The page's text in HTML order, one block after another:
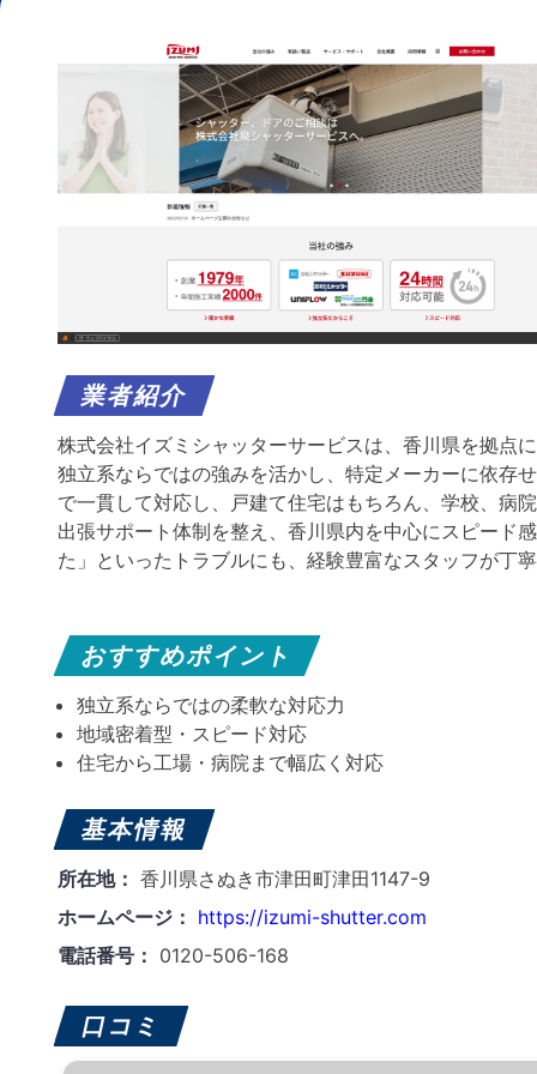
業者紹介
株式会社イズミシャッターサービスは、香川県を拠点
独立系ならではの強みを活かし、特定メーカーに依存
で一貫して対応し、戸建て住宅はもちろん、学校、病
出張サポート体制を整え、香川県内を中心にスピード
た」といったトラブルにも、経験豊富なスタッフが丁
おすすめポイント
独立系ならではの柔軟な対応力
地域密着型・スピード対応
住宅から工場・病院まで幅広く対応
基本情報
所在地： 香川県さぬき市津田町津田1147-9
ホームページ： https://izumi-shutter.com
電話番号： 0120-506-168
口コミ